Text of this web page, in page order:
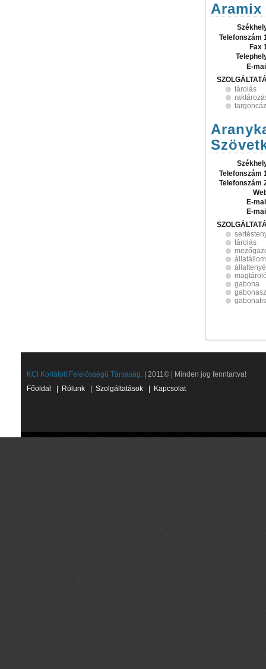
Telefonszám
Fax
E-
tárolás
Telefonszám
Telefonszám
E-
E-
tárolás
gabona
KCI Korlátolt Felelősségű Társaság. | 2011© | Minden jog fenntartva!
Főoldal
Rólunk Szolgáltatások Kapcsolat